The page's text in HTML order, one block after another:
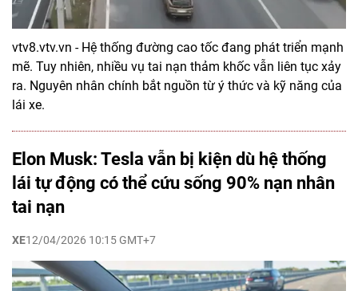
vtv8.vtv.vn - Hệ thống đường cao tốc đang phát triển mạnh
mẽ. Tuy nhiên, nhiều vụ tai nạn thảm khốc vẫn liên tục xảy
ra. Nguyên nhân chính bắt nguồn từ ý thức và kỹ năng của
lái xe.
Elon Musk: Tesla vẫn bị kiện dù hệ thống
lái tự động có thể cứu sống 90% nạn nhân
tai nạn
XE12/04/2026 10:15 GMT+7